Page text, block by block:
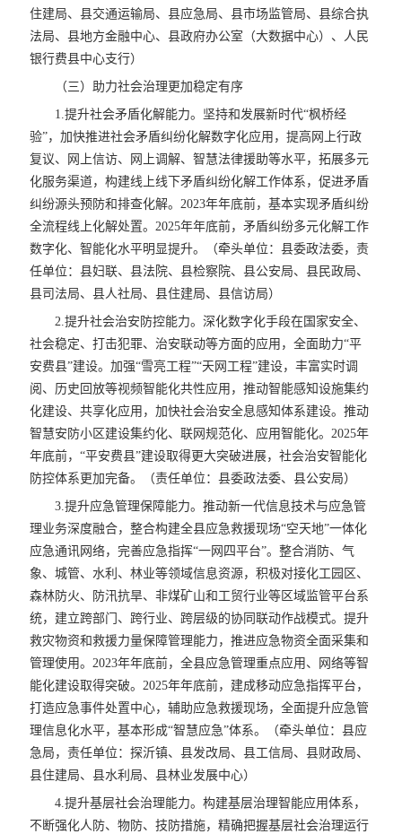
住建局、县交通运输局、县应急局、县市场监管局、县综合执
法局、县地方金融中心、县政府办公室（大数据中心）、人民
银行费县中心支行）
（三）助力社会治理更加稳定有序
1.提升社会矛盾化解能力。坚持和发展新时代“枫桥经
验”，加快推进社会矛盾纠纷化解数字化应用，提高网上行政
复议、网上信访、网上调解、智慧法律援助等水平，拓展多元
化服务渠道，构建线上线下矛盾纠纷化解工作体系，促进矛盾
纠纷源头预防和排查化解。2023年年底前，基本实现矛盾纠纷
全流程线上化解处置。2025年年底前，矛盾纠纷多元化解工作
数字化、智能化水平明显提升。（牵头单位：县委政法委，责
任单位：县妇联、县法院、县检察院、县公安局、县民政局、
县司法局、县人社局、县住建局、县信访局）
2.提升社会治安防控能力。深化数字化手段在国家安全、
社会稳定、打击犯罪、治安联动等方面的应用，全面助力“平
安费县”建设。加强“雪亮工程”“天网工程”建设，丰富实时调
阅、历史回放等视频智能化共性应用，推动智能感知设施集约
化建设、共享化应用，加快社会治安全息感知体系建设。推动
智慧安防小区建设集约化、联网规范化、应用智能化。2025年
年底前，“平安费县”建设取得更大突破进展，社会治安智能化
防控体系更加完备。（责任单位：县委政法委、县公安局）
3.提升应急管理保障能力。推动新一代信息技术与应急管
理业务深度融合，整合构建全县应急救援现场“空天地”一体化
应急通讯网络，完善应急指挥“一网四平台”。整合消防、气
象、城管、水利、林业等领域信息资源，积极对接化工园区、
森林防火、防汛抗旱、非煤矿山和工贸行业等区域监管平台系
统，建立跨部门、跨行业、跨层级的协同联动作战模式。提升
救灾物资和救援力量保障管理能力，推进应急物资全面采集和
管理使用。2023年年底前，全县应急管理重点应用、网络等智
能化建设取得突破。2025年年底前，建成移动应急指挥平台，
打造应急事件处置中心，辅助应急救援现场，全面提升应急管
理信息化水平，基本形成“智慧应急”体系。（牵头单位：县应
急局，责任单位：探沂镇、县发改局、县工信局、县财政局、
县住建局、县水利局、县林业发展中心）
4.提升基层社会治理能力。构建基层治理智能应用体系，
不断强化人防、物防、技防措施，精确把握基层社会治理运行